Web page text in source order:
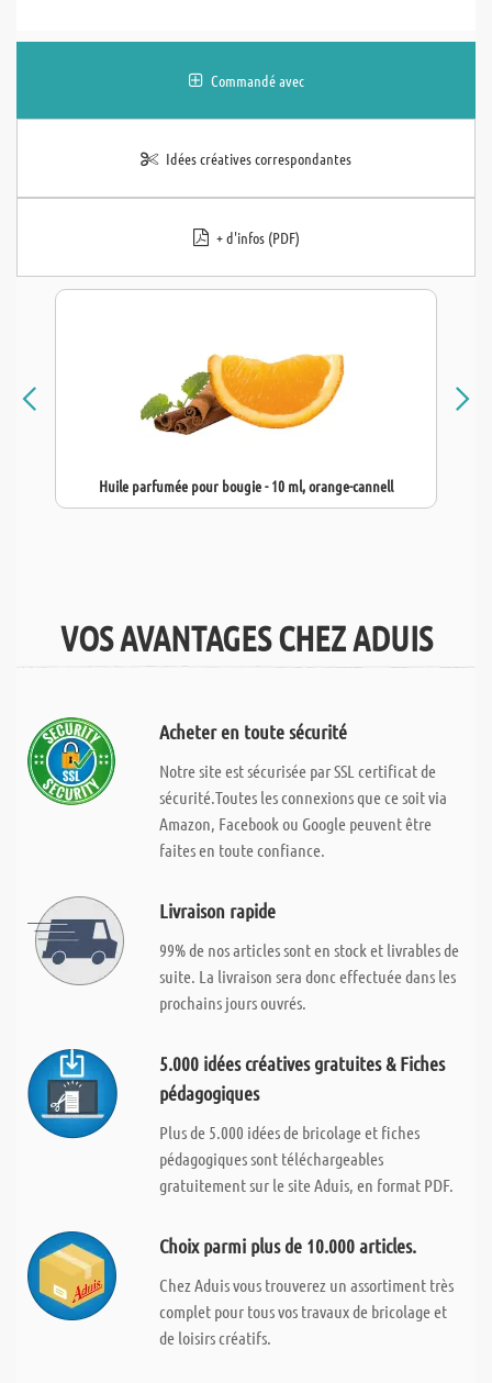
Commandé avec
Idées créatives correspondantes
+ d'infos (PDF)
Huile parfumée pour bougie - 10 ml, orange-cannell
VOS AVANTAGES CHEZ ADUIS
Acheter en toute sécurité
Notre site est sécurisée par SSL certificat de
sécurité.Toutes les connexions que ce soit via
Amazon, Facebook ou Google peuvent être
faites en toute confiance.
Livraison rapide
99% de nos articles sont en stock et livrables de
suite. La livraison sera donc effectuée dans les
prochains jours ouvrés.
5.000 idées créatives gratuites & Fiches
pédagogiques
Plus de 5.000 idées de bricolage et fiches
pédagogiques sont téléchargeables
gratuitement sur le site Aduis, en format PDF.
Choix parmi plus de 10.000 articles.
Chez Aduis vous trouverez un assortiment très
complet pour tous vos travaux de bricolage et
de loisirs créatifs.